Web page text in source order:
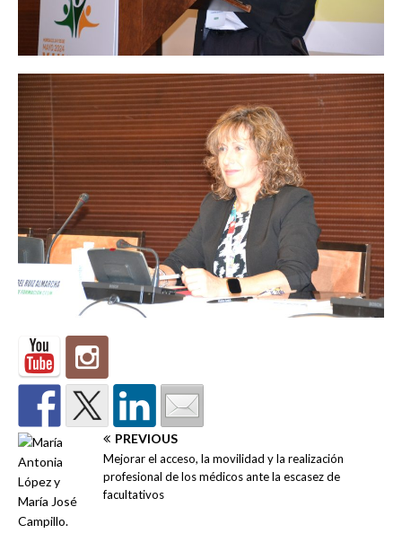
PREVIOUS
Mejorar el acceso, la movilidad y la realización
profesional de los médicos ante la escasez de
facultativos